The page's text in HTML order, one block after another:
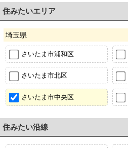
住みたいエリア
埼玉県
さいたま市浦和区
さいたま市北区
さいたま市中央区
住みたい沿線